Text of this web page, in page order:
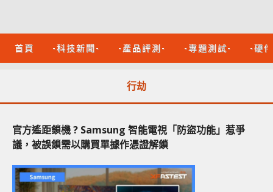
首頁 -科技新聞- -產品評測- -專題測試- -硬
行劫
官方遙距鎖機 ? Samsung 智能電視「防盜功能」惹爭
議，被誤鎖需以購買單據作憑證解鎖